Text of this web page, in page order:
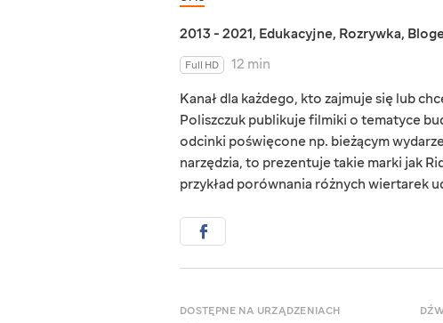
2013 - 2021, Edukacyjne, Rozrywka,
Full HD
12 min
Kanał dla każdego, kto zajmuje się lub
Poliszczuk publikuje filmiki o tematyce
odcinki poświęcone np. bieżącym
narzędzia, to prezentuje takie marki jak
przykład porównania różnych wiertarek
DOSTĘPNE NA URZĄDZENIACH